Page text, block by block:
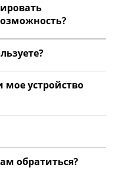
мое устройство
обратиться?